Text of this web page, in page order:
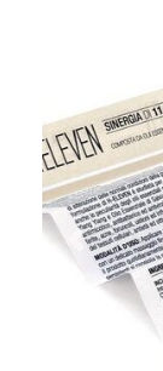
Vorige